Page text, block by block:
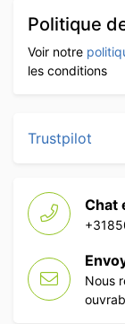
Politique
Voir notre
les conditions
Trustpilot
Chat
Nous